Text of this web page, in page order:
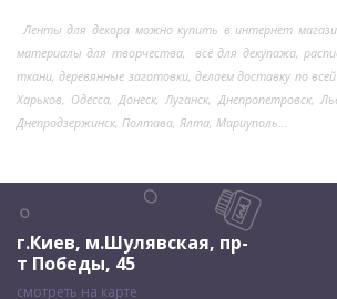
Ленты для декора можно купить в интернет
материалы для творчества, всё для декупажа,
ткани, деревянные заготовки, делаем доставку по
Харьков, Одесса, Донеск, Луганск, Днепропетровск,
Днепродзержинск, Полтава, Ялта, Мариуполь...
г.Киев, м.Шулявская, пр-
т Победы, 45
смотреть на карте